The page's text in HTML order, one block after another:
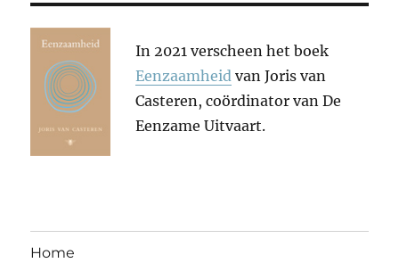
In 2021 verscheen het boek
Eenzaamheid van Joris van
Casteren, coördinator van De
Eenzame Uitvaart.
Home